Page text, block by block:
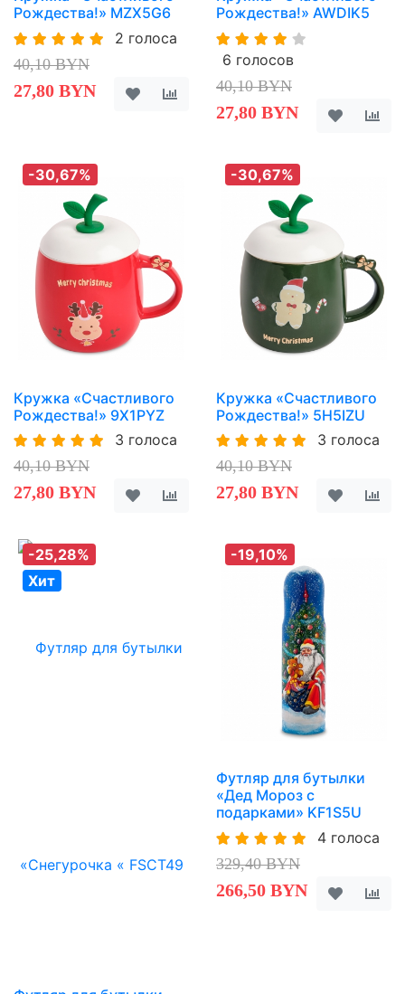
Рождества!» MZX5G6
2 голоса
40,10 BYN
27,80 BYN
Рождества!» AWDIK5
6 голосов
40,10 BYN
27,80 BYN
-30,67%
Кружка «Счастливого
Рождества!» 9X1PYZ
3 голоса
40,10 BYN
27,80 BYN
-30,67%
Кружка «Счастливого
Рождества!» 5H5IZU
3 голоса
40,10 BYN
27,80 BYN
-25,28%
Хит
-19,10%
Футляр для бутылки
«Дед Мороз с
подарками» KF1S5U
4 голоса
329,40 BYN
266,50 BYN